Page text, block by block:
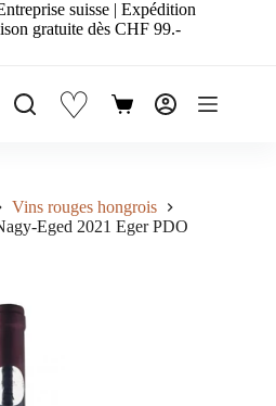
suisse | Expédition
gratuite dès CHF 99.-
♡
Panier
Vins rouges hongrois
Eged 2021 Eger PDO